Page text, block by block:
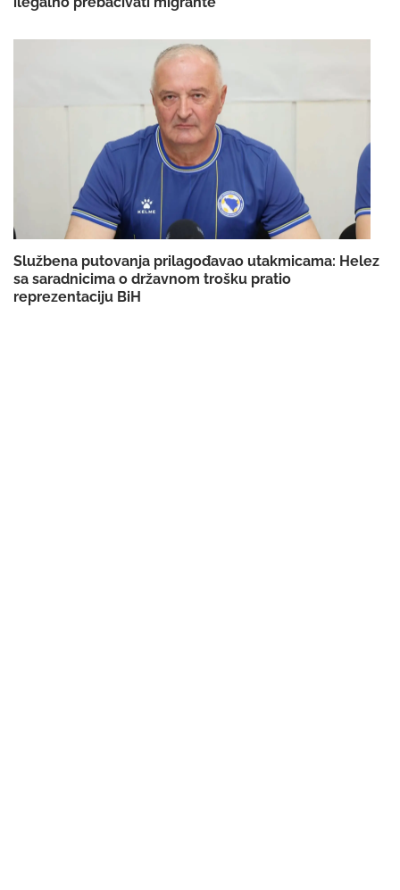
Službena putovanja prilagođavao utakmicama: Helez
sa saradnicima o državnom trošku pratio
reprezentaciju BiH